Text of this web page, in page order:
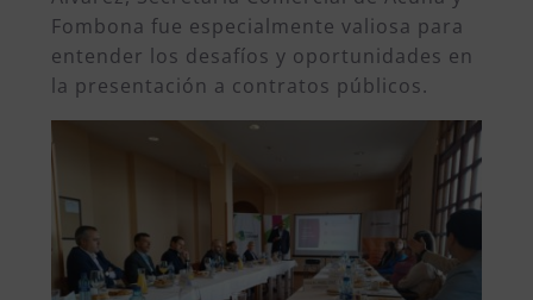
Fombona fue especialmente valiosa para
entender los desafíos y oportunidades en
la presentación a contratos públicos.